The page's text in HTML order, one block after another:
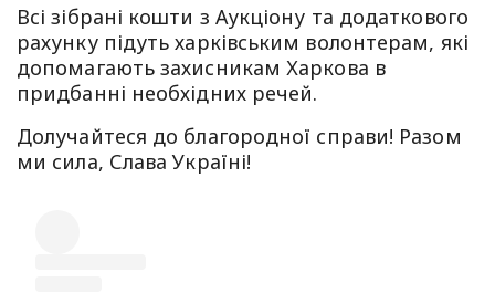
Всі зібрані кошти з Аукціону та додаткового
рахунку підуть харківським волонтерам, які
допомагають захисникам Харкова в
придбанні необхідних речей.
Долучайтеся до благородної справи! Разом
ми сила, Слава Україні!